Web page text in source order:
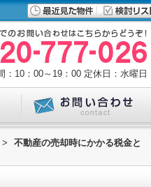
：10：00～19：00 定休日：水曜日
>
不動産の売却時にかかる税金と